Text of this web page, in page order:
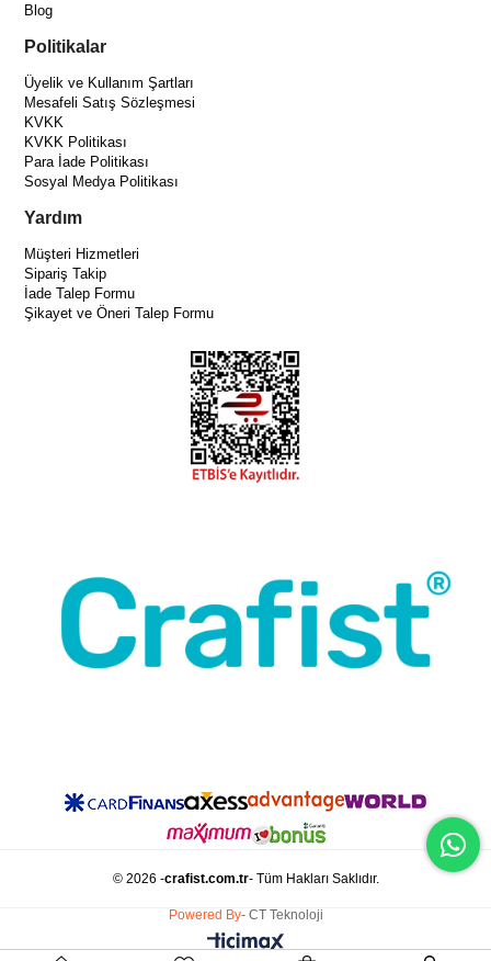
Blog
Politikalar
Üyelik ve Kullanım Şartları
Mesafeli Satış Sözleşmesi
KVKK
KVKK Politikası
Para İade Politikası
Sosyal Medya Politikası
Yardım
Müşteri Hizmetleri
Sipariş Takip
İade Talep Formu
Şikayet ve Öneri Talep Formu
© 2026 -crafist.com.tr- Tüm Hakları Saklıdır.
Powered By- CT Teknoloji